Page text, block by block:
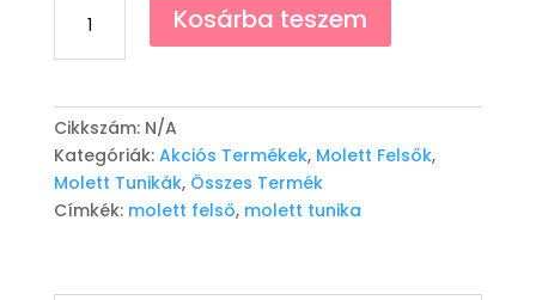
Felső
"Linda"
Karján
Fűzős
-
Több
színben
Kosárba teszem
Cikkszám: N/A
Kategóriák: Akciós Termékek, Molett Felsők,
Molett Tunikák, Összes Termék
Címkék: molett felső, molett tunika